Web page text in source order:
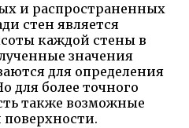
и распространенных
стен является
каждой стены в
значения
для определения
для более точного
также возможные